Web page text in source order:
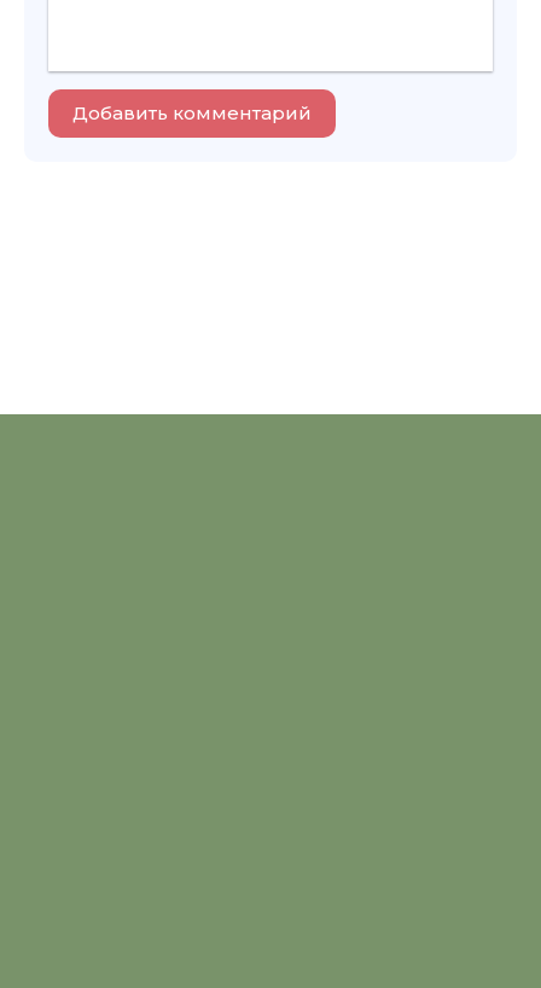
Добавить комментарий